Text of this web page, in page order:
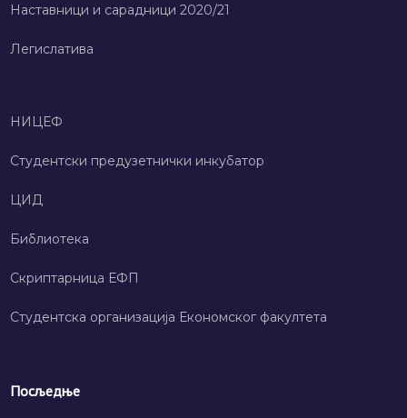
Наставници и сарадници 2020/21
Легислатива
НИЦЕФ
Студентски предузетнички инкубатор
ЦИД
Библиотека
Скриптарница ЕФП
Студентска организација Економског факултета
Посљедње